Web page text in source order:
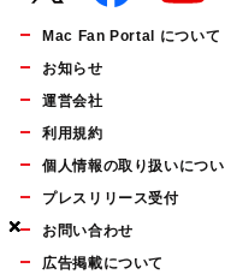
×
×
×
×
Mac Fan Portal について
お知らせ
運営会社
利用規約
個人情報の取り扱いにつ
プレスリリース受付
お問い合わせ
広告掲載について